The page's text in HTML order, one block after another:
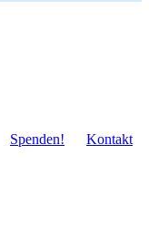
Spenden! Kontakt